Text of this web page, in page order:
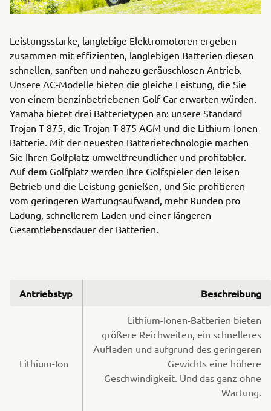
Leistungsstarke, langlebige Elektromotoren ergeben
zusammen mit effizienten, langlebigen Batterien diesen
schnellen, sanften und nahezu geräuschlosen Antrieb.
Unsere AC-Modelle bieten die gleiche Leistung, die Sie
von einem benzinbetriebenen Golf Car erwarten würden.
Yamaha bietet drei Batterietypen an: unsere Standard
Trojan T-875, die Trojan T-875 AGM und die Lithium-Ionen-
Batterie. Mit der neuesten Batterietechnologie machen
Sie Ihren Golfplatz umweltfreundlicher und profitabler.
Auf dem Golfplatz werden Ihre Golfspieler den leisen
Betrieb und die Leistung genießen, und Sie profitieren
vom geringeren Wartungsaufwand, mehr Runden pro
Ladung, schnellerem Laden und einer längeren
Gesamtlebensdauer der Batterien.
Antriebstyp Beschreibung
Lithium-Ion
Lithium-Ionen-Batterien bieten
größere Reichweiten, ein schnelleres
Aufladen und aufgrund des geringeren
Gewichts eine höhere
Geschwindigkeit. Und das ganz ohne
Wartung.